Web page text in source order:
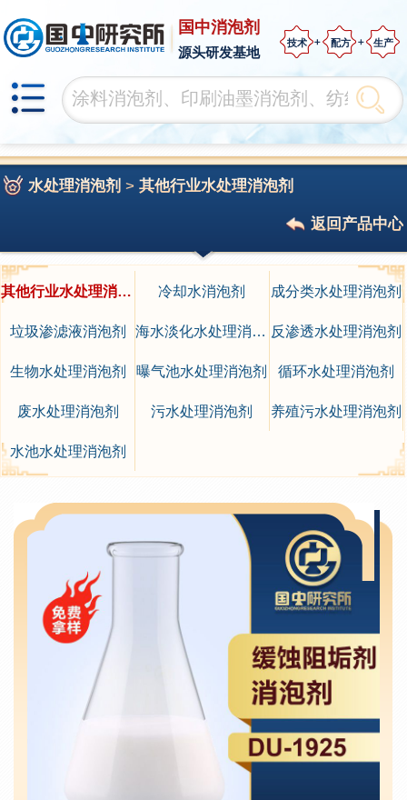
国中消泡剂
源头研发基地
技术 配方 生产
水处理消泡剂 > 其他行业水处理消泡剂
返回产品中心
冷却水消泡剂 成分类水处理消泡剂
垃圾渗滤液消泡剂 反渗透水处理消泡剂
生物水处理消泡剂 曝气池水处理消泡剂 循环水处理消泡剂
废水处理消泡剂 污水处理消泡剂 养殖污水处理消泡剂
水池水处理消泡剂